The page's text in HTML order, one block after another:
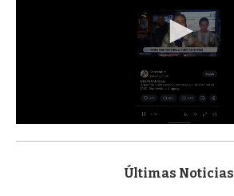
s
Últimas Noticias